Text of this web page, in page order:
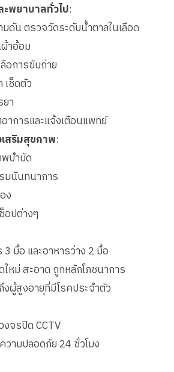
พยาบาลทั่วไป:
ดัน ตรวจวัดระดับน้ำตาลในเลือด
าอ้อม
อการขับถ่าย
เช็ดตัว
า
าการและแจ้งเตือนแพทย์
สริมสุขภาพ:
บำบัด
มนันทนาการ
ง
อปต่างๆ
3 มื้อ และอาหารว่าง 2 มื้อ
หม่ สะอาด ถูกหลักโภชนาการ
งผู้สูงอายุที่มีโรคประจำตัว
จรปิด CCTV
วามปลอดภัย 24 ชั่วโมง